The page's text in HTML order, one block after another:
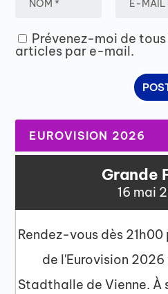
Prévenez-moi de
articles par e-mail.
EUROVISION 2026
Grande
16 mai
Rendez-vous dès
de l'Eurovision
Stadthalle de Vienne. À